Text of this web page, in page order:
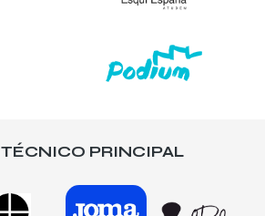
PRINCIPAL